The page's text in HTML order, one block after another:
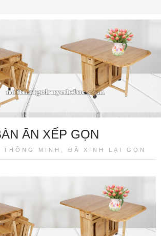
ĂN XẾP GỌN
THÔNG MINH, ĐÃ XINH LẠI GỌN